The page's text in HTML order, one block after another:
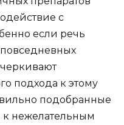
с
если речь
подхода к этому
подобранные
к нежелательным